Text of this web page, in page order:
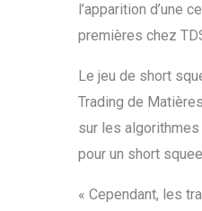
l’apparition d’une
premières chez
Le jeu de short
Trading de
sur les
pour un short
« Cependant, les